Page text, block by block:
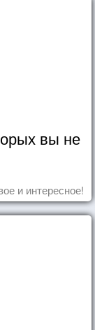
вы не
и интересное!